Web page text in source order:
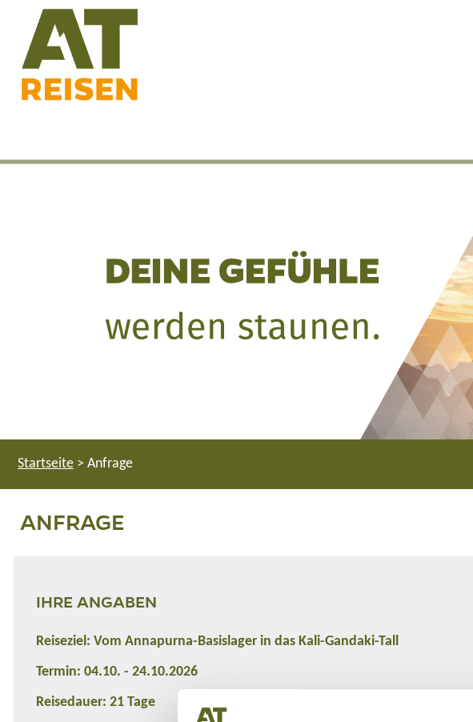
Startseite > Anfrage
ANFRAGE
IHRE ANGABEN
Reiseziel: Vom Annapurna-Basislager in das Kali-Gandaki-Tall
Termin: 04.10. - 24.10.2026
Reisedauer: 21 Tage